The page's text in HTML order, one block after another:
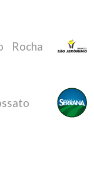
Rocha